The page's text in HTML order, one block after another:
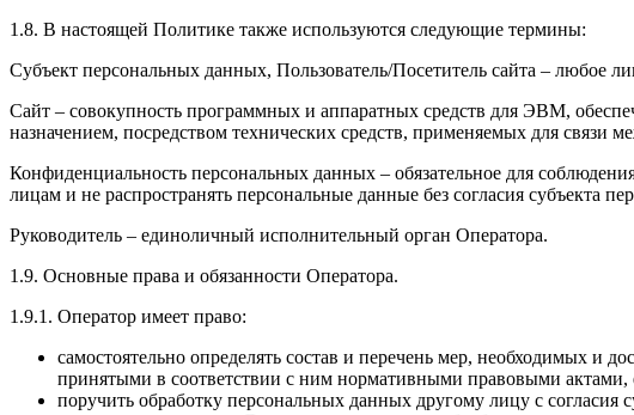
1.8. В настоящей Политике также используются следующие термины:
Субъект персональных данных, Пользователь/Посетитель сайта –
Сайт – совокупность программных и аппаратных средств для ЭВМ,
назначением, посредством технических средств, применяемых для связи
Конфиденциальность персональных данных – обязательное для
лицам и не распространять персональные данные без согласия субъекта
Руководитель – единоличный исполнительный орган Оператора.
1.9. Основные права и обязанности Оператора.
1.9.1. Оператор имеет право:
самостоятельно определять состав и перечень мер, необходимых и
принятыми в соответствии с ним нормативными правовыми
поручить обработку персональных данных другому лицу с